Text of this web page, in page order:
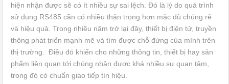
hiện nhận được sẽ có ít nhiều sự sai lệch. Đó là lý do quá trình
sử dụng RS485 cần có nhiều thận trọng hơn mặc dù chúng rẻ
và hiệu quả. Trong nhiều năm trở lại đây, thiết bị điện tử, truyền
thông phát triển mạnh mẽ và tìm được chỗ đứng của mình trên
thị trường. Điều đó khiến cho những thông tin, thiết bị hay sản
phẩm liên quan tới chúng nhận được khá nhiều sự quan tâm,
trong đó có chuẩn giao tiếp tín hiệu.